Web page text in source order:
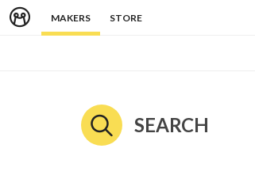
MAKERS STORE
SEARCH